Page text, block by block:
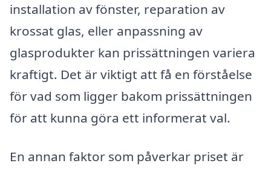
installation av fönster, reparation av
krossat glas, eller anpassning av
glasprodukter kan prissättningen variera
kraftigt. Det är viktigt att få en förståelse
för vad som ligger bakom prissättningen
för att kunna göra ett informerat val.
En annan faktor som påverkar priset är